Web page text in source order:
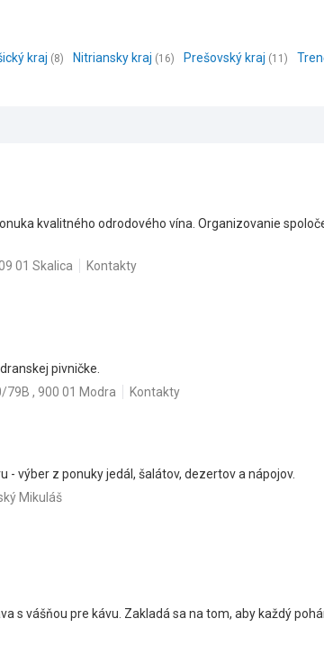
kraj (8) Nitriansky kraj (16) Prešovský kraj (11)
kvalitného odrodového vína. Organizovanie
01 Skalica Kontakty
pivničke.
79B , 900 01 Modra Kontakty
- výber z ponuky jedál, šalátov, dezertov a nápojov.
Mikuláš
s vášňou pre kávu. Zakladá sa na tom, aby každý